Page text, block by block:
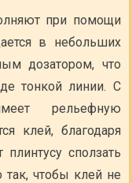
при помощи
в небольших
дозатором, что
тонкой линии. С
рельефную
клей, благодаря
сползать
так, чтобы клей не